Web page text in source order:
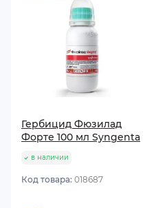
Гербицид Фюзилад
Форте 100 мл Syngenta
в наличии
Код товара: 018687